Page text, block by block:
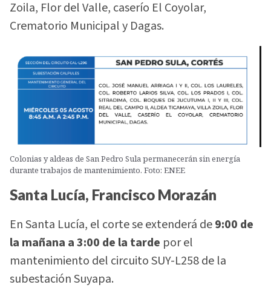
Zoila, Flor del Valle, caserío El Coyolar,
Crematorio Municipal y Dagas.
Colonias y aldeas de San Pedro Sula permanecerán sin energía
durante trabajos de mantenimiento. Foto: ENEE
Santa Lucía, Francisco Morazán
En Santa Lucía, el corte se extenderá de9:00 de
la mañana a 3:00 de la tarde por el
mantenimiento del circuito SUY-L258 de la
subestación Suyapa.